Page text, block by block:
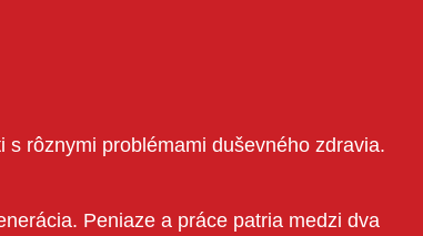
rôznymi problémami duševného zdravia.
Peniaze a práce patria medzi dva